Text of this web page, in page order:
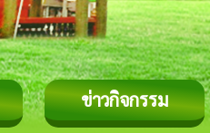
ข่าวกิจกรรม